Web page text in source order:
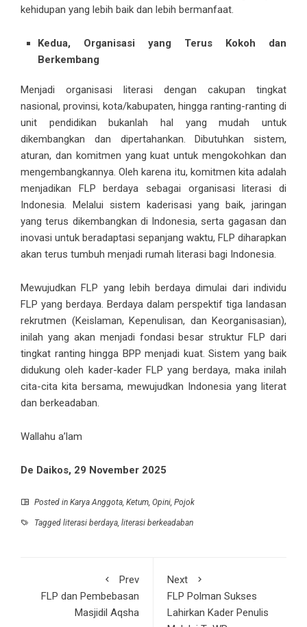
kehidupan yang lebih baik dan lebih bermanfaat.
Kedua, Organisasi yang Terus Kokoh dan
Berkembang
Menjadi organisasi literasi dengan cakupan tingkat
nasional, provinsi, kota/kabupaten, hingga ranting-ranting di
unit pendidikan bukanlah hal yang mudah untuk
dikembangkan dan dipertahankan. Dibutuhkan sistem,
aturan, dan komitmen yang kuat untuk mengokohkan dan
mengembangkannya. Oleh karena itu, komitmen kita adalah
menjadikan FLP berdaya sebagai organisasi literasi di
Indonesia. Melalui sistem kaderisasi yang baik, jaringan
yang terus dikembangkan di Indonesia, serta gagasan dan
inovasi untuk beradaptasi sepanjang waktu, FLP diharapkan
akan terus tumbuh menjadi rumah literasi bagi Indonesia.
Mewujudkan FLP yang lebih berdaya dimulai dari individu
FLP yang berdaya. Berdaya dalam perspektif tiga landasan
rekrutmen (Keislaman, Kepenulisan, dan Keorganisasian),
inilah yang akan menjadi fondasi besar struktur FLP dari
tingkat ranting hingga BPP menjadi kuat. Sistem yang baik
didukung oleh kader-kader FLP yang berdaya, maka inilah
cita-cita kita bersama, mewujudkan Indonesia yang literat
dan berkeadaban.
Wallahu a’lam
De Daikos, 29 November 2025
Posted in Karya Anggota, Ketum, Opini, Pojok
Tagged literasi berdaya, literasi berkeadaban
Prev
FLP dan Pembebasan
Masjidil Aqsha
Next
FLP Polman Sukses
Lahirkan Kader Penulis